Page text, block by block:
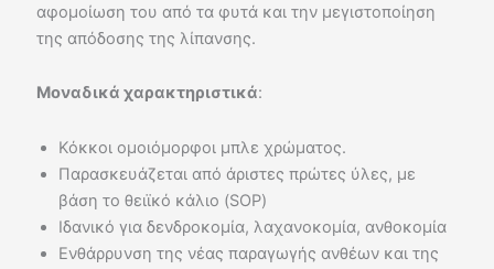
αφομοίωση του από τα φυτά και την μεγιστοποίηση
της απόδοσης της λίπανσης.
Μοναδικά χαρακτηριστικά:
Κόκκοι ομοιόμορφοι μπλε χρώματος.
Παρασκευάζεται από άριστες πρώτες ύλες, με
βάση το θειϊκό κάλιο (SOP)
Ιδανικό για δενδροκομία, λαχανοκομία, ανθοκομία
Ενθάρρυνση της νέας παραγωγής ανθέων και της